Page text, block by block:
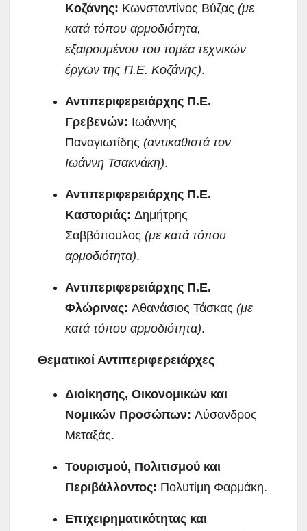
Κοζάνης: Κωνσταντίνος Βύζας (με
κατά τόπου αρμοδιότητα,
εξαιρουμένου του τομέα τεχνικών
έργων της Π.Ε. Κοζάνης).
Αντιπεριφερειάρχης Π.Ε.
Γρεβενών: Ιωάννης
Παναγιωτίδης (αντικαθιστά τον
Ιωάννη Τσακνάκη).
Αντιπεριφερειάρχης Π.Ε.
Καστοριάς: Δημήτρης
Σαββόπουλος (με κατά τόπου
αρμοδιότητα).
Αντιπεριφερειάρχης Π.Ε.
Φλώρινας: Αθανάσιος Τάσκας (με
κατά τόπου αρμοδιότητα).
Θεματικοί Αντιπεριφερειάρχες
Διοίκησης, Οικονομικών και
Νομικών Προσώπων: Λύσανδρος
Μεταξάς.
Τουρισμού, Πολιτισμού και
Περιβάλλοντος: Πολυτίμη Φαρμάκη.
Επιχειρηματικότητας και